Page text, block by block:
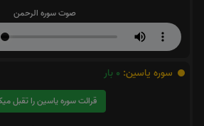
صوت سوره الرحمن
سوره یاسین: 0 بار
قرائت سوره یاسین را تقبل میکنم